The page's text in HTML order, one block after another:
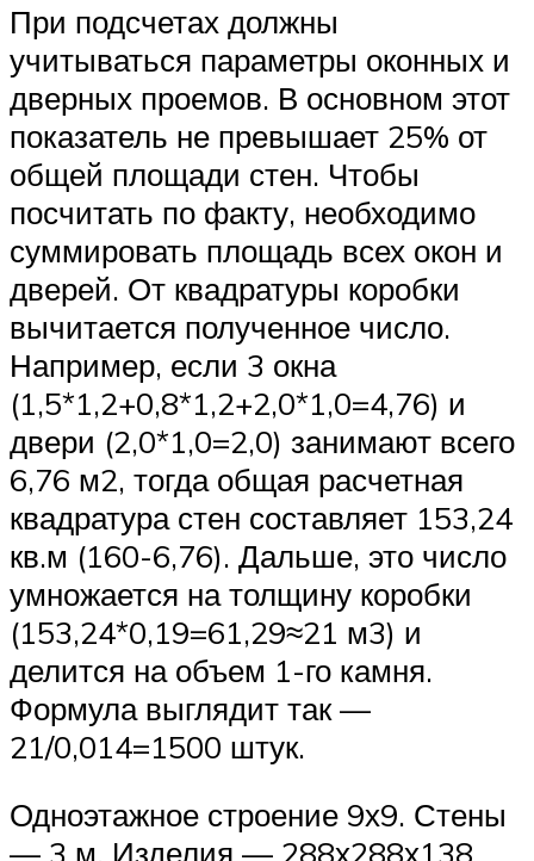
При подсчетах должны
учитываться параметры оконных и
дверных проемов. В основном этот
показатель не превышает 25% от
общей площади стен. Чтобы
посчитать по факту, необходимо
суммировать площадь всех окон и
дверей. От квадратуры коробки
вычитается полученное число.
Например, если 3 окна
(1,5*1,2+0,8*1,2+2,0*1,0=4,76) и
двери (2,0*1,0=2,0) занимают всего
6,76 м2, тогда общая расчетная
квадратура стен составляет 153,24
кв.м (160-6,76). Дальше, это число
умножается на толщину коробки
(153,24*0,19=61,29≈21 м3) и
делится на объем 1-го камня.
Формула выглядит так —
21/0,014=1500 штук.
Одноэтажное строение 9х9. Стены
— 3 м. Изделия — 288х288х138